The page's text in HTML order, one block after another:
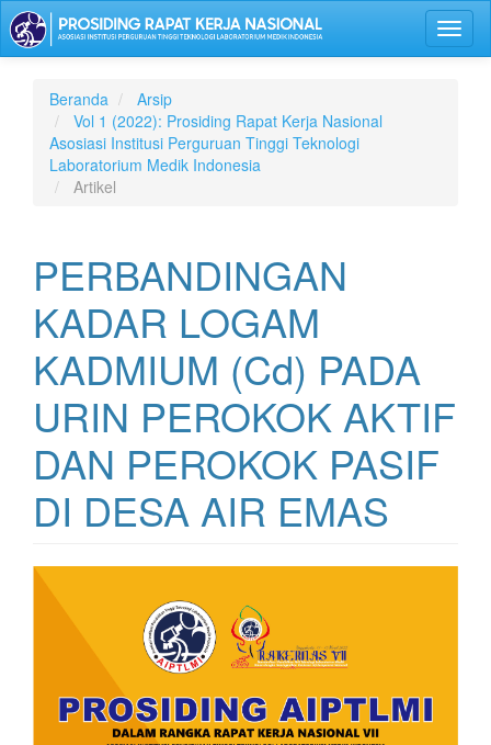
Lompat
ke
isi
Navigasi
Utama
Isi
Utama
Bilah
Beranda
Arsip
Vol 1 (2022): Prosiding Rapat Kerja Nasional
Asosiasi Institusi Perguruan Tinggi Teknologi
Laboratorium Medik Indonesia
Artikel
PERBANDINGAN
KADAR LOGAM
KADMIUM (Cd) PADA
URIN PEROKOK AKTIF
DAN PEROKOK PASIF
DI DESA AIR EMAS
Bilah
Samping
Artikel